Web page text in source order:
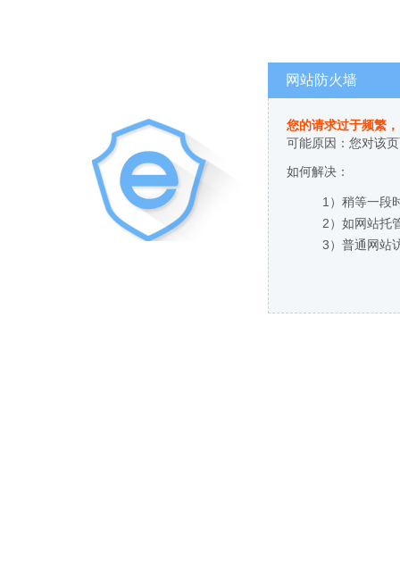
网站防火墙
您的请求过于频繁
可能原因：您对该
如何解决：
1）稍等一段
2）如网站托
3）普通网站